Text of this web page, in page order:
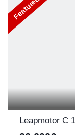
Featured